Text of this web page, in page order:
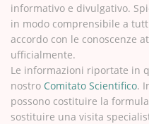
informativo e divulgativo.
in modo comprensibile a
accordo con le conoscenze
ufficialmente.
Le informazioni riportate in
nostro Comitato Scientifico.
possono costituire la
sostituire una visita